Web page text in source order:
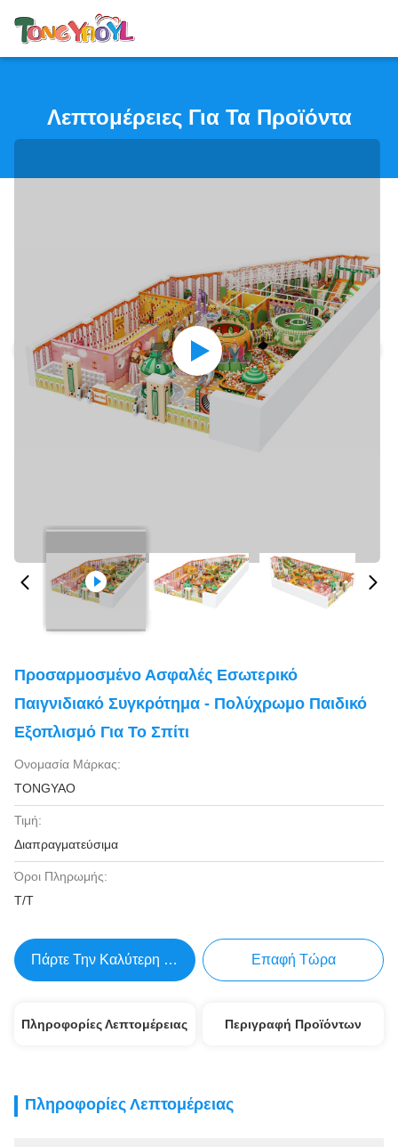
Λεπτομέρειες Για Τα Προϊόντα
Προσαρμοσμένο Ασφαλές Εσωτερικό
Παιγνιδιακό Συγκρότημα - Πολύχρωμο Παιδικό
Εξοπλισμό Για Το Σπίτι
Ονομασία Μάρκας:
TONGYAO
Τιμή:
Διαπραγματεύσιμα
Όροι Πληρωμής:
Τ/Τ
Πάρτε Την Καλύτερη Τιμή Επαφή Τώρα
Πληροφορίες Λεπτομέρειας Περιγραφή Προϊόντων
Πληροφορίες Λεπτομέρειας